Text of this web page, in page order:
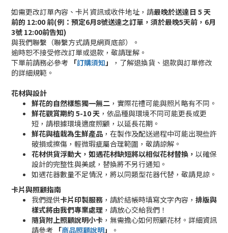
如需更改訂單內容、卡片資訊或收件地址，請最晚於送達日 5 天
前的 12:00 前(例：預定6月8號送達之訂單，須於最晚5天前，6月
3號 12:00前告知)
與我們聯繫（聯繫方式請見網頁底部）。
逾時恕不接受修改訂單或退款，敬請理解。
下單前請務必參考 「訂購須知」
，了解退換貨、退款與訂單修改
的詳細規範。
花材與設計
鮮花的自然樣態獨一無二 ，實際花禮可能與照片略有不同。
鮮花觀賞期約 5-10 天 ，依品種與環境不同可能更長或更
短，請根據環境適度照顧，以延長花期。
鮮花與植栽為生鮮產品 ，在製作及配送過程中可能出現些許
破損或擦傷，輕微瑕疵屬合理範圍，敬請諒解。
花材供貨浮動大，如遇花材缺短將以相似花材替換， 以確保
設計的完整性與美感，替換將不另行通知。
如遇花器數量不足情況，將以同類型花器代替，敬請見諒。
卡片與照顧指南
我們提供卡片印製服務 ，請於結帳時填寫文字內容， 排版與
樣式將由我們專業處理 ，請放心交給我們！
隨貨附上照顧說明小卡 ，無需擔心如何照顧花材。詳細資訊
請參考 「商品照顧說明」
。